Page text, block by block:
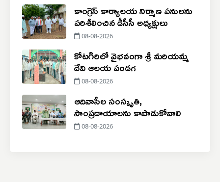
కాంగ్రెస్ కార్యాలయ నిర్మాణ పనులను
పరిశీలించిన డీసీసీ అధ్యక్షులు
08-08-2026
కోటగిరిలో వైభవంగా శ్రీ మరియమ్మ
దేవి ఆలయ పండగ
08-08-2026
ఆదివాసీల సంస్కృతి,
సాంప్రదాయాలను కాపాడుకోవాలి
08-08-2026